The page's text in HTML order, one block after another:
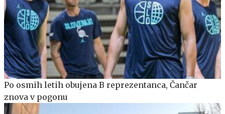
Po osmih letih obujena B reprezentanca, Čančar
znova v pogonu